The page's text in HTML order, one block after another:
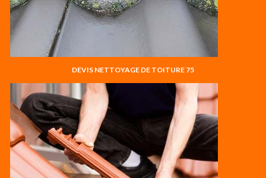
DEVIS NETTOYAGE DE TOITURE 75